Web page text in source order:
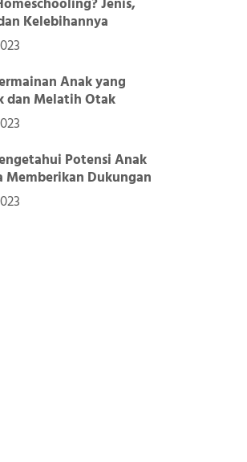
Jenis,
Kelebihannya
Anak yang
dan Melatih Otak
Potensi Anak
Memberikan Dukungan